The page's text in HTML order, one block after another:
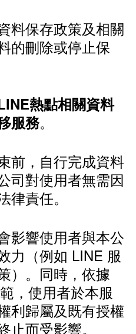
料保存政策及相關
的刪除或停止保
熱點相關資料
服務。
前，自行完成資料
司對使用者無需因
律責任。
影響使用者與本公
力（例如 LINE 服
）。同時，依據
，使用者於本服
利歸屬及既有授權
止而受影響。